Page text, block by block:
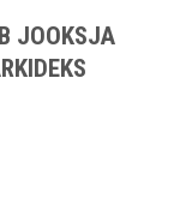
JOOKSJA